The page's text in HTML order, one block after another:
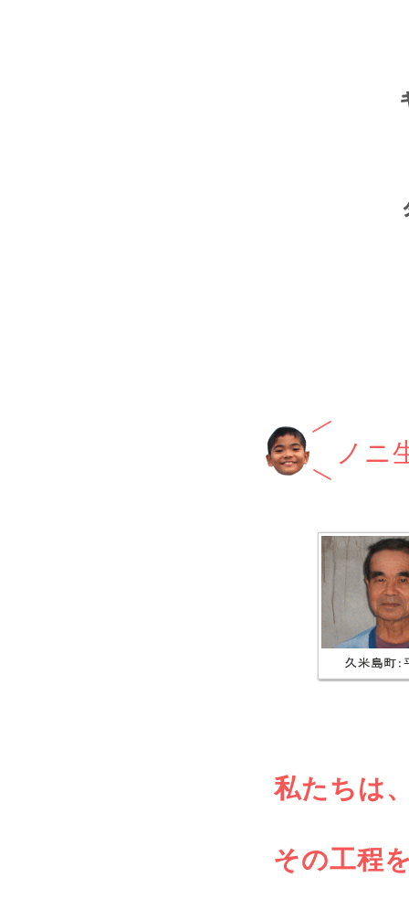
ノニ
私たちは
その工程